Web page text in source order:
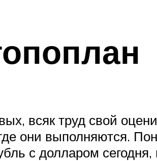
всяк труд свой
они выполняются.
с долларом сегодня,